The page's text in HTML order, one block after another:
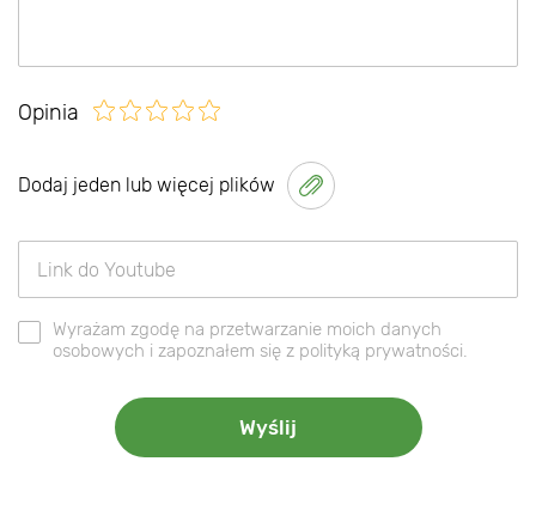
Opinia
Dodaj jeden lub więcej plików
Wyrażam zgodę na przetwarzanie moich danych
osobowych i zapoznałem się z polityką prywatności.